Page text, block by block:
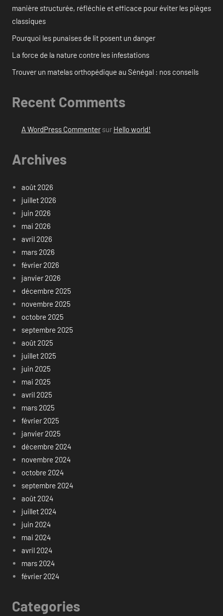
manière structurée, réfléchie et efficace pour éviter les pièges
classiques
Pourquoi les punaises de lit posent un danger
La force de la nature contre les infestations
Trouver un matelas orthopédique au Sénégal : nos conseils
Recent Comments
A WordPress Commentersur Hello world!
Archives
août 2026
juillet 2026
juin 2026
mai 2026
avril 2026
mars 2026
février 2026
janvier 2026
décembre 2025
novembre 2025
octobre 2025
septembre 2025
août 2025
juillet 2025
juin 2025
mai 2025
avril 2025
mars 2025
février 2025
janvier 2025
décembre 2024
novembre 2024
octobre 2024
septembre 2024
août 2024
juillet 2024
juin 2024
mai 2024
avril 2024
mars 2024
février 2024
Categories